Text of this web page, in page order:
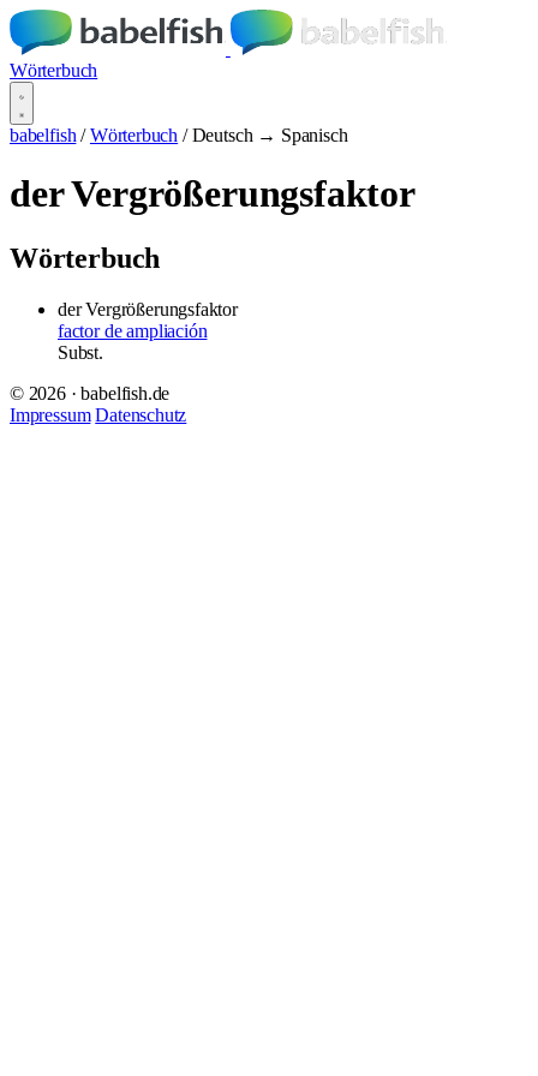
Wörterbuch
babelfish / Wörterbuch / Deutsch → Spanisch
der Vergrößerungsfaktor
Wörterbuch
der Vergrößerungsfaktor
factor de ampliación
Subst.
© 2026 · babelfish.de
Impressum Datenschutz